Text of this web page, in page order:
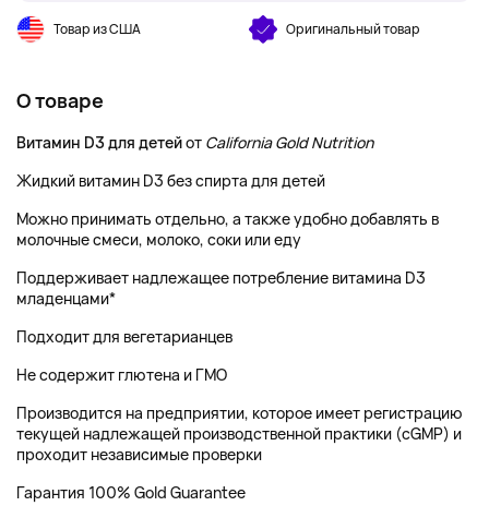
Товар из США Оригинальный товар
О товаре
Витамин D3 для детейот California Gold Nutrition
Жидкий витамин D3 без спирта для детей
Можно принимать отдельно, а также удобно добавлять в
молочные смеси, молоко, соки или еду
Поддерживает надлежащее потребление витамина D3
младенцами*
Подходит для вегетарианцев
Не содержит глютена и ГМО
Производится на предприятии, которое имеет регистрацию
текущей надлежащей производственной практики (cGMP) и
проходит независимые проверки
Гарантия 100% Gold Guarantee